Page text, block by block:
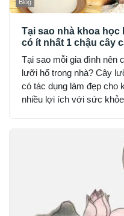
Blog
Tại sao nhà khoa học
có ít nhất 1 chậu cây
Tại sao mỗi gia đình nên
lưỡi hổ trong nhà? Cây
có tác dụng làm đẹp cho
nhiều lợi ích với sức